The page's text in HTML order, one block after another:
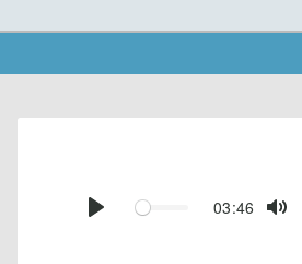
Play
03:46
Mute